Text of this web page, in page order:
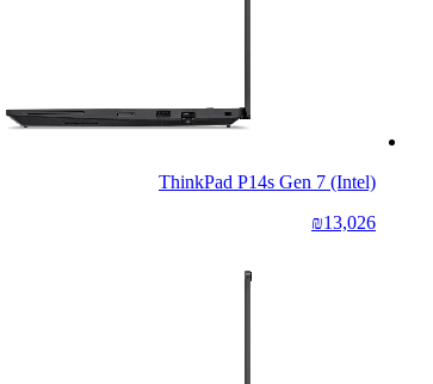
ThinkPad P14s Gen 7 (Intel)
₪13,026